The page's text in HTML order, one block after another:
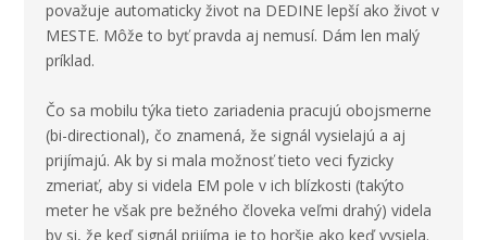
považuje automaticky život na DEDINE lepší ako život v
MESTE. Môže to byť pravda aj nemusí. Dám len malý
príklad.
Čo sa mobilu týka tieto zariadenia pracujú obojsmerne
(bi-directional), čo znamená, že signál vysielajú a aj
prijímajú. Ak by si mala možnosť tieto veci fyzicky
zmeriať, aby si videla EM pole v ich blízkosti (takýto
meter he však pre bežného človeka veľmi drahý) videla
by si, že keď signál prijíma je to horšie ako keď vysiela.